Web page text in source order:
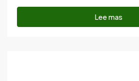
Lee mas